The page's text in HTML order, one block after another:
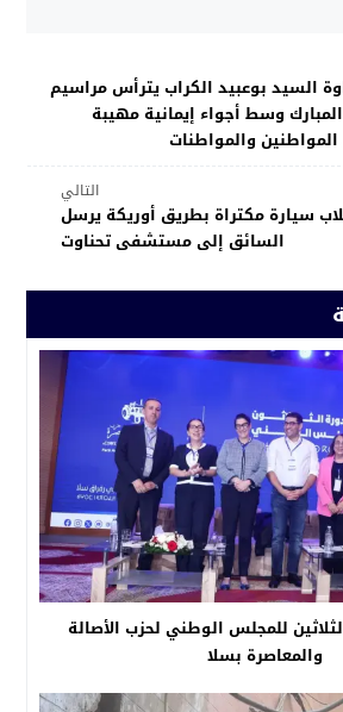
السيد بوعبيد الكراب يترأس مراسيم
وسط أجواء إيمانية مهيبة
والمواطنات
التالي
سيارة مكتراة بطريق أوريكة يرسل
السائق إلى مستشفى تحناوت
للمجلس الوطني لحزب الأصالة
والمعاصرة بسلا